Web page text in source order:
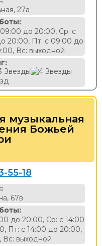
27а
до 20:00, Ср: с
20:00, Пт: с 09:00 до
Вс: выходной
музыкальная
Божьей
55-18
67в
до 20:00, Ср: с 14:00
Пт: с 14:00 до 20:00,
Вс: выходной